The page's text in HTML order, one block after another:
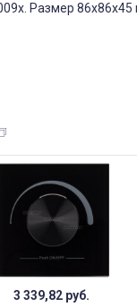
Размер
3 339,82 руб.